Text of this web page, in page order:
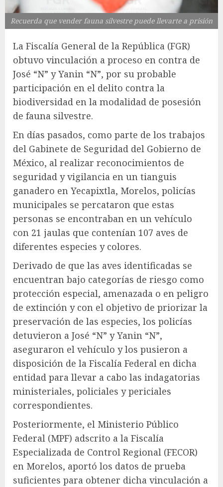
Recuerda que vender fauna silvestre puede llevarte a prisión
La Fiscalía General de la República (FGR)
obtuvo vinculación a proceso en contra de
José “N” y Yanin “N”, por su probable
participación en el delito contra la
biodiversidad en la modalidad de posesión
de fauna silvestre.
En días pasados, como parte de los trabajos
del Gabinete de Seguridad del Gobierno de
México, al realizar reconocimientos de
seguridad y vigilancia en un tianguis
ganadero en Yecapixtla, Morelos, policías
municipales se percataron que estas
personas se encontraban en un vehículo
con 21 jaulas que contenían 107 aves de
diferentes especies y colores.
Derivado de que las aves identificadas se
encuentran bajo categorías de riesgo como
protección especial, amenazada o en peligro
de extinción y con el objetivo de priorizar la
preservación de las especies, los policías
detuvieron a José “N” y Yanin “N”,
aseguraron el vehículo y los pusieron a
disposición de la Fiscalía Federal en dicha
entidad para llevar a cabo las indagatorias
ministeriales, policiales y periciales
correspondientes.
Posteriormente, el Ministerio Público
Federal (MPF) adscrito a la Fiscalía
Especializada de Control Regional (FECOR)
en Morelos, aportó los datos de prueba
suficientes para obtener dicha vinculación a